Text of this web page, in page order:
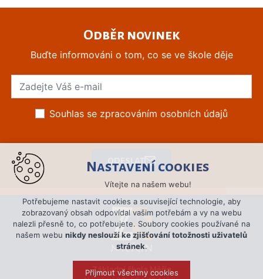
Odběr novinek
Buďte informováni o tom, co se ve škole děje
Souhlas se zpracováním osobních údajů
Základní škola Měřín
Nastavení cookies
Vítejte na našem webu!
Potřebujeme nastavit cookies a související technologie, aby
zobrazovaný obsah odpovídal vašim potřebám a vy na webu
nalezli přesně to, co potřebujete. Soubory cookies používané na
našem webu nikdy neslouží ke zjišťování totožnosti uživatelů
stránek.
Přijmout všechny cookies